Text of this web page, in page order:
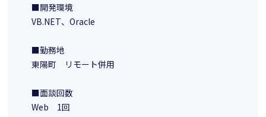
■開発環境
VB.NET、Oracle
■勤務地
東陽町 リモート併用
■面談回数
Web 1回